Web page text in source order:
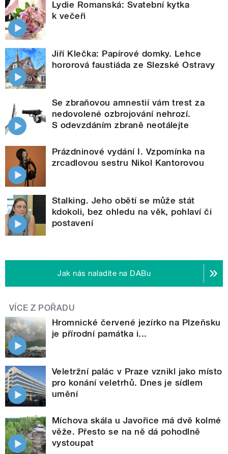
Lydie Romanská: Svatební kytka
k večeři
Jiří Klečka: Papírové domky. Lehce
hororová faustiáda ze Slezské Ostravy
Se zbraňovou amnestií vám trest za
nedovolené ozbrojování nehrozí.
S odevzdáním zbraně neotálejte
Prázdninové vydání I. Vzpomínka na
zrcadlovou sestru Nikol Kantorovou
Stalking. Jeho obětí se může stát
kdokoli, bez ohledu na věk, pohlaví či
postavení
Jak nás naladíte na DABu
VÍCE Z POŘADU
Hromnické červené jezírko na Plzeňsku
je přírodní památka i...
Veletržní palác v Praze vznikl jako místo
pro konání veletrhů. Dnes je sídlem
umění
Míchova skála u Javořice má dvě kolmé
věže. Přesto se na ně dá pohodlně
vystoupat